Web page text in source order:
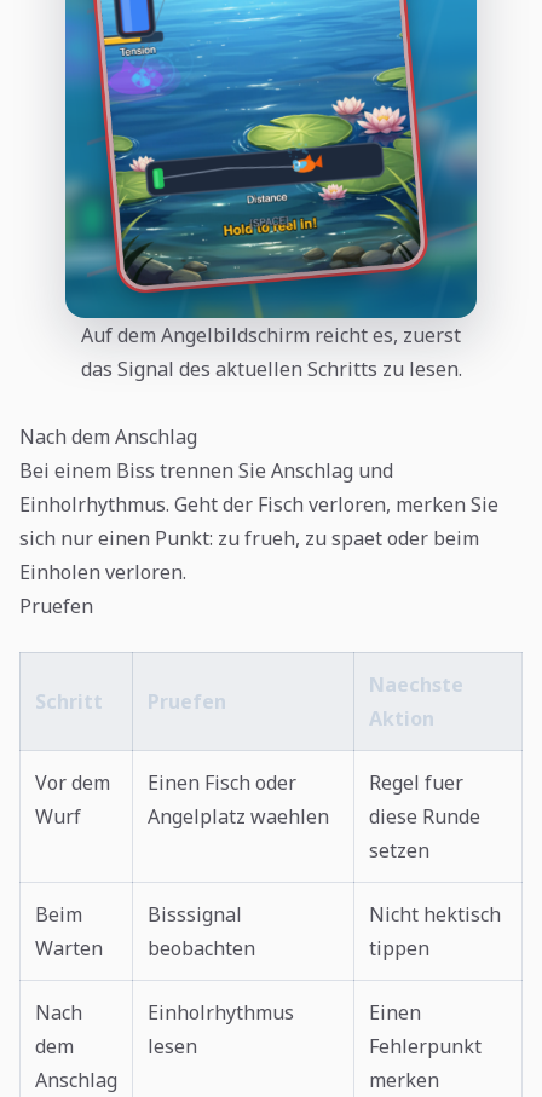
Auf dem Angelbildschirm reicht es, zuerst
das Signal des aktuellen Schritts zu lesen.
Nach dem Anschlag
Bei einem Biss trennen Sie Anschlag und
Einholrhythmus. Geht der Fisch verloren, merken Sie
sich nur einen Punkt: zu frueh, zu spaet oder beim
Einholen verloren.
Pruefen
Schritt Pruefen
Naechste
Aktion
Vor dem
Wurf
Einen Fisch oder
Angelplatz waehlen
Regel fuer
diese Runde
setzen
Beim
Warten
Bisssignal
beobachten
Nicht hektisch
tippen
Nach
dem
Anschlag
Einholrhythmus
lesen
Einen
Fehlerpunkt
merken